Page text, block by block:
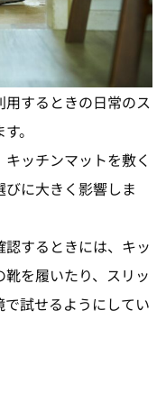
するときの日常のス
。
ッチンマットを敷く
に大きく影響しま
するときには、キッ
を履いたり、スリッ
試せるようにしてい